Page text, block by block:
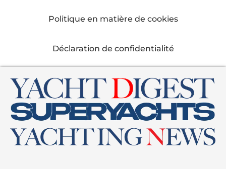
Lombardia
PORTS
Caldè
Lombardia
Politique en matière de cookies
Déclaration de confidentialité